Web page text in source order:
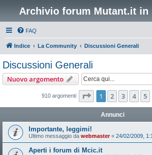
Archivio forum Mutant.it in
FAQ
Indice La Community Discussioni Generali
Discussioni Generali
Nuovo argomento
910 argomenti Pagina di 19
1 2 3 4 5
Annunci
Importante, leggimi!
Ultimo messaggio da webmaster« 24/02/2009,
Aperti i forum di Mcic.it